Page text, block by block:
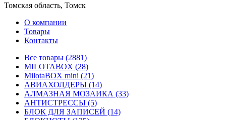
Томская область, Томск
О компании
Товары
Контакты
Все товары (2881)
MILOTABOX (28)
MilotaBOX mini (21)
АВИАХОЛДЕРЫ (14)
АЛМАЗНАЯ МОЗАИКА (33)
АНТИСТРЕССЫ (5)
БЛОК ДЛЯ ЗАПИСЕЙ (14)